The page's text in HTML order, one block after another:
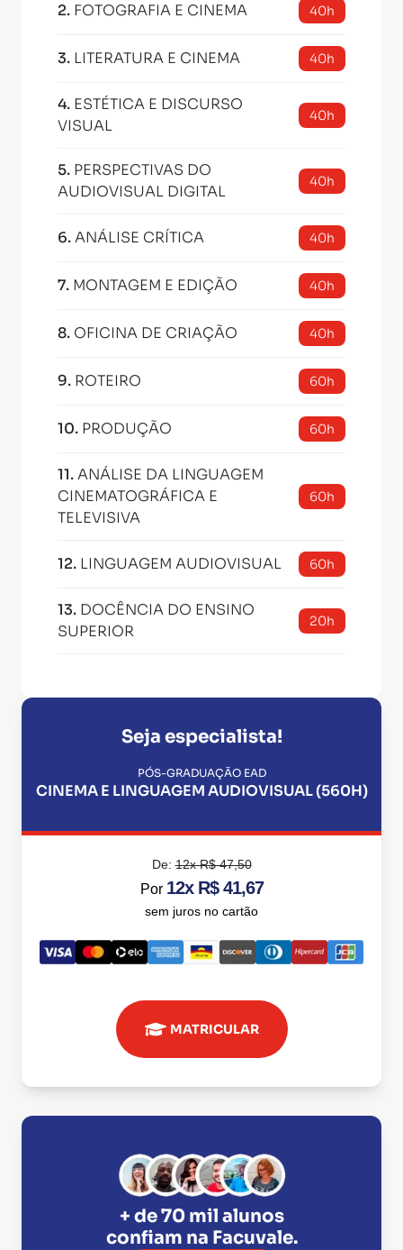
2. FOTOGRAFIA E CINEMA 40h
3. LITERATURA E CINEMA 40h
4. ESTÉTICA E DISCURSO
VISUAL
40h
5. PERSPECTIVAS DO
AUDIOVISUAL DIGITAL
40h
6.ANÁLISE CRÍTICA 40h
7. MONTAGEM E EDIÇÃO 40h
8. OFICINA DE CRIAÇÃO 40h
9. ROTEIRO 60h
10. PRODUÇÃO 60h
11.ANÁLISE DA LINGUAGEM
CINEMATOGRÁFICA E
TELEVISIVA
60h
12. LINGUAGEM AUDIOVISUAL 60h
13. DOCÊNCIA DO ENSINO
SUPERIOR
20h
Seja especialista!
PÓS-GRADUAÇÃO EAD
CINEMA E LINGUAGEM AUDIOVISUAL (560H)
De:12x R$ 47,50
Por 12x R$ 41,67
sem juros no cartão
MATRICULAR
+ de 70 mil alunos
confiam na Facuvale.